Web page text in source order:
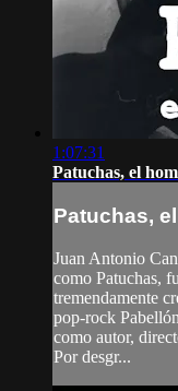
1:07:31
Patuchas, el
Patuchas,
Juan Antonio
como Patuchas,
tremendamente
pop-rock
como autor,
Por desgr...